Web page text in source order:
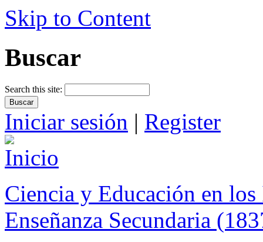
Skip to Content
Buscar
Search this site:
Iniciar sesión | Register
Ciencia y Educación en
Enseñanza Secundaria